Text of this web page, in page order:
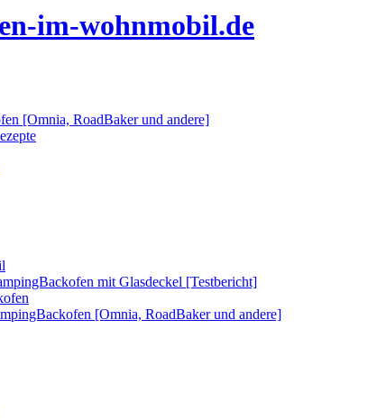
im-wohnmobil.de
[Omnia, RoadBaker und andere]
mit Glasdeckel [Testbericht]
[Omnia, RoadBaker und andere]